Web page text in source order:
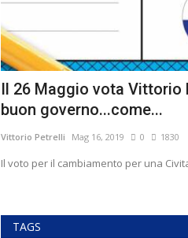
Il 26 Maggio vota Vittorio
buon governo...come...
Vittorio Petrelli Mag 16, 2019 0 1830
Il voto per il cambiamento per una
TAGS